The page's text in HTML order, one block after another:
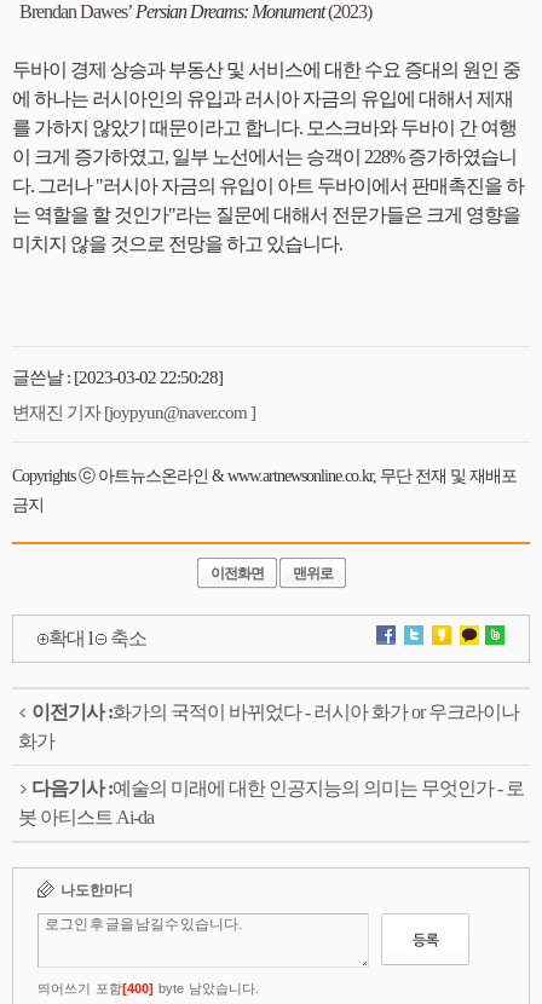
Brendan Dawes’ Persian Dreams: Monument(2023)
두바이 경제 상승과 부동산 및 서비스에 대한 수요 증대의 원인 중
에 하나는 러시아인의 유입과 러시아 자금의 유입에 대해서 제재
를 가하지 않았기 때문이라고 합니다. 모스크바와 두바이 간 여행
이 크게 증가하였고, 일부 노선에서는 승객이 228% 증가하였습니
다. 그러나 "러시아 자금의 유입이 아트 두바이에서 판매촉진을 하
는 역할을 할 것인가"라는 질문에 대해서 전문가들은 크게 영향을
미치지 않을 것으로 전망을 하고 있습니다.
글쓴날 : [2023-03-02 22:50:28]
변재진 기자 [joypyun@naver.com ]
Copyrights ⓒ 아트뉴스온라인 & www.artnewsonline.co.kr, 무단 전재 및 재배포
금지
이전화면 맨위로
확대 l 축소
이전기사 :화가의 국적이 바뀌었다 - 러시아 화가 or 우크라이나
화가
다음기사 :예술의 미래에 대한 인공지능의 의미는 무엇인가 - 로
봇 아티스트 Ai-da